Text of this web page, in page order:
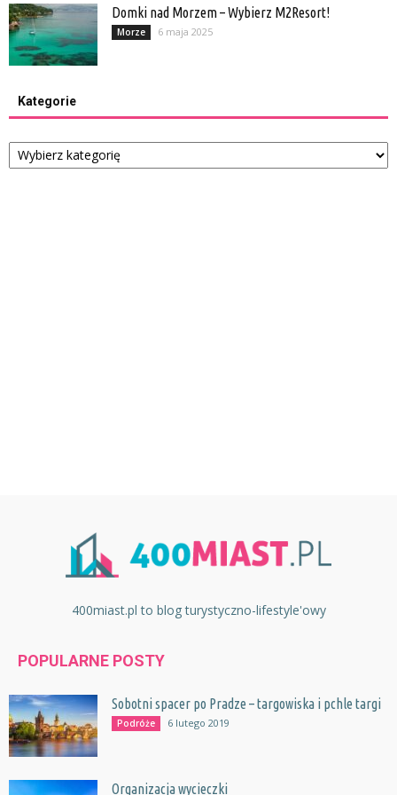
Domki nad Morzem – Wybierz M2Resort!
Morze 6 maja 2025
Kategorie
Kategorie
400miast.pl to blog turystyczno-lifestyle'owy
POPULARNE POSTY
Sobotni spacer po Pradze – targowiska i pchle targi
Podróże 6 lutego 2019
Organizacja wycieczki